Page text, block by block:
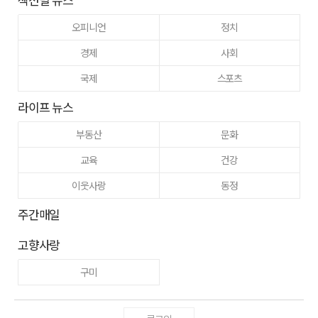
오피니언
정치
경제
사회
국제
스포츠
라이프 뉴스
부동산
문화
교육
건강
이웃사랑
동정
주간매일
고향사랑
구미